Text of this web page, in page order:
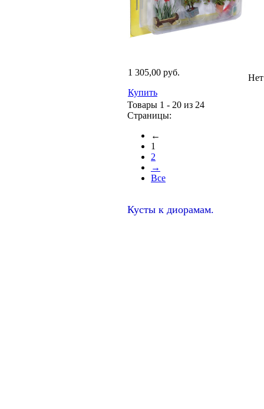
1 305,00 руб.
Купить
Товары 1 - 20 из 24
Страницы:
←
1
2
→
Все
Кусты к диорамам.